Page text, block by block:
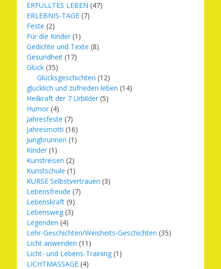
ERFÜLLTES LEBEN (47)
ERLEBNIS-TAGE (7)
Feste (2)
Für die Kinder (1)
Gedichte und Texte (8)
Gesundheit (17)
Glück (35)
Glücksgeschichten (12)
glücklich und zufrieden leben (14)
Heilkraft der 7 Urbilder (5)
Humor (4)
Jahresfeste (7)
Jahresmotti (16)
Jungbrunnen (1)
Kinder (1)
Kunstreisen (2)
Kunstschule (1)
KURSE Selbstvertrauen (3)
Lebensfreude (7)
Lebenskraft (9)
Lebensweg (3)
Legenden (4)
Lehr-Geschichten/Weisheits-Geschichten (35)
Licht anwenden (11)
Licht- und Lebens-Training (1)
LICHTMASSAGE (4)